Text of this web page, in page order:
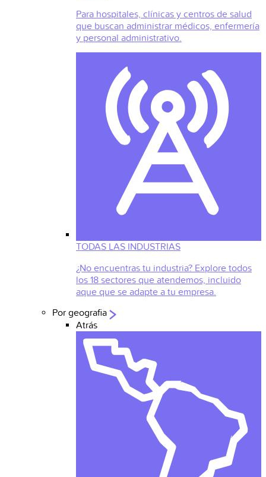
Para hospitales, clínicas y centros de salud
que buscan administrar médicos, enfermería
y personal administrativo.
TODAS LAS INDUSTRIAS
¿No encuentras tu industria? Explore todos
los 18 sectores que atendemos, incluido
aque que se adapte a tu empresa.
Por geografia
Atrás